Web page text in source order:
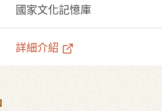
國家文化記憶庫
詳細介紹